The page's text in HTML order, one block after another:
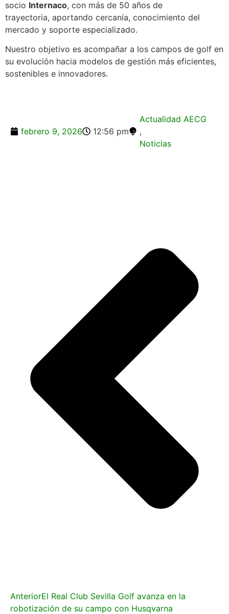
socio Internaco, con más de 50 años de
trayectoria, aportando cercanía, conocimiento del
mercado y soporte especializado.
Nuestro objetivo es acompañar a los campos de golf en
su evolución hacia modelos de gestión más eficientes,
sostenibles e innovadores.
febrero 9, 2026 12:56 pm
Actualidad AECG
,
Noticias
AnteriorEl Real Club Sevilla Golf avanza en la
robotización de su campo con Husqvarna